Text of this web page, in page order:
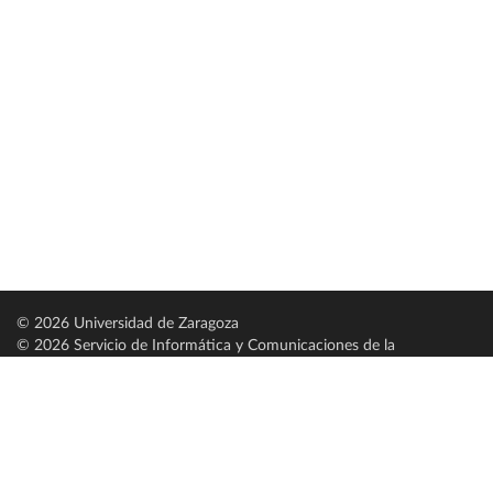
© 2026 Universidad de Zaragoza
© 2026 Servicio de Informática y Comunicaciones de la